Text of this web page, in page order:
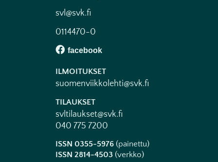
svl@svk.fi
0114470-0
ILMOITUKSET
suomenviikkolehti@svk.fi
TILAUKSET
svltilaukset@svk.fi
040 775 7200
ISSN 0355-5976 (painettu)
ISSN 2814-4503 (verkko)